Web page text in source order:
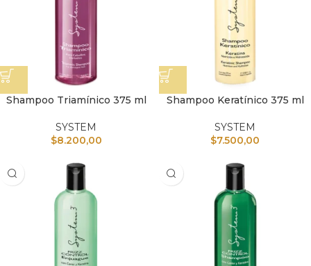
Shampoo Triamínico 375 ml
SYSTEM
$8.200,00
Shampoo Keratínico 375 ml
SYSTEM
$7.500,00